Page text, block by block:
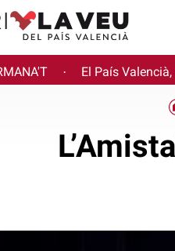
· El País